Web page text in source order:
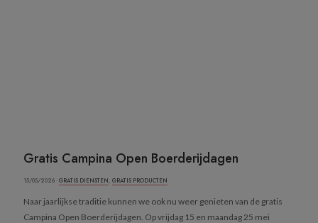
Gratis Campina Open Boerderijdagen
15/05/2026 ·GRATIS DIENSTEN, GRATIS PRODUCTEN
Naar jaarlijkse traditie kunnen we ook nu weer genieten van de gratis
Campina Open Boerderijdagen. Op vrijdag 15 en maandag 25 mei